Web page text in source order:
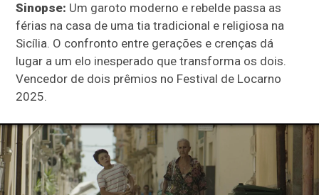
Sinopse: Um garoto moderno e rebelde passa as
férias na casa de uma tia tradicional e religiosa na
Sicília. O confronto entre gerações e crenças dá
lugar a um elo inesperado que transforma os dois.
Vencedor de dois prêmios no Festival de Locarno
2025.